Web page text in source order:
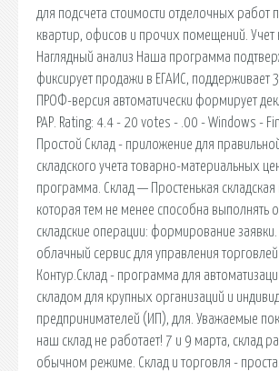
для подсчета стоимости отделочных работ
квартир, офисов и прочих помещений. Учет
Наглядный анализ Наша программа
фиксирует продажи в ЕГАИС, поддерживает
ПРОФ-версия автоматически формирует
РАР. Rating: 4.4 - 20 votes - .00 - Windows -
Простой Склад - приложение для
складского учета товарно-материальных
программа. Склад — Простенькая
которая тем не менее способна выполнять
складские операции: формирование
облачный сервис для управления торговлей
Контур.Склад - программа для
складом для крупных организаций и
предпринимателей (ИП), для. Уважаемые
наш склад не работает! 7 и 9 марта, склад
обычном режиме. Склад и торговля -